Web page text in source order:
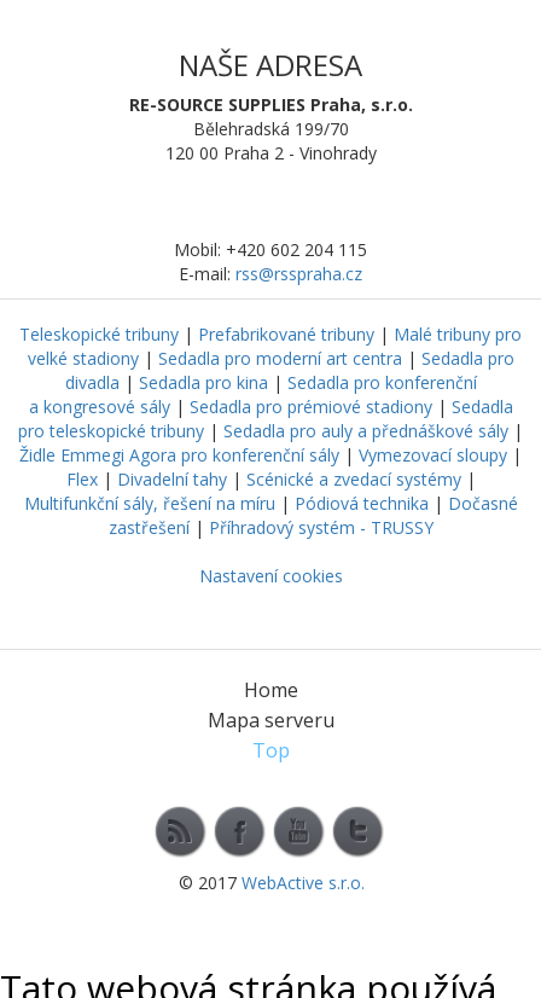
NAŠE ADRESA
RE-SOURCE SUPPLIES Praha, s.r.o.
Bělehradská 199/70
120 00 Praha 2 - Vinohrady
Mobil: +420 602 204 115
E-mail: rss@rsspraha.cz
Teleskopické tribuny | Prefabrikované tribuny | Malé tribuny pro
velké stadiony| Sedadla pro moderní art centra | Sedadla pro
divadla | Sedadla pro kina | Sedadla pro konferenční
a kongresové sály| Sedadla pro prémiové stadiony| Sedadla
pro teleskopické tribuny | Sedadla pro auly a přednáškové sály |
Židle Emmegi Agora pro konferenční sály | Vymezovací sloupy |
Flex| Divadelní tahy| Scénické a zvedací systémy|
Multifunkční sály, řešení na míru | Pódiová technika | Dočasné
zastřešení| Příhradový systém - TRUSSY
Nastavení cookies
Home
Mapa serveru
Top
© 2017 WebActive s.r.o.
Tato webová stránka používá